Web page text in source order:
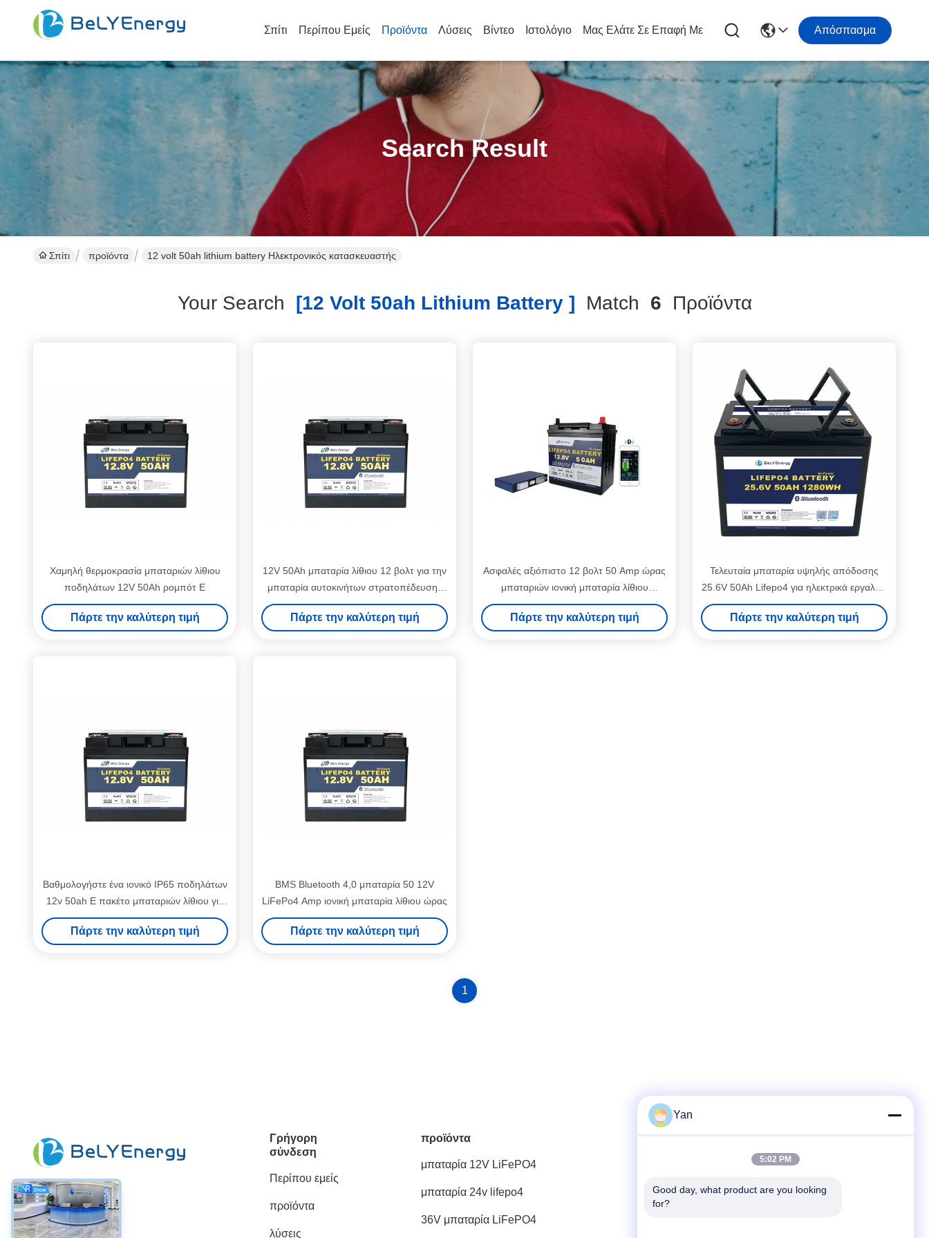
Σπίτι Περίπου Εμείς Προϊόντα Λύσεις Βίντεο Ιστολόγιο Μας Ελάτε Σε Επαφή Με Απόσπασμα
Search Result
Σπίτι προϊόντα 12 volt 50ah lithium battery Ηλεκτρονικός κατασκευαστής
Your Search [12 Volt 50ah Lithium Battery ] Match 6 Προϊόντα
Χαμηλή θερμοκρασία μπαταριών λίθιου
ποδηλάτων 12V 50Ah ρομπότ Ε
Πάρτε την καλύτερη τιμή
12V 50Ah μπαταρία λίθιου 12 βολτ για την
μπαταρία αυτοκινήτων στρατοπέδευσης
Bluetooth μηχανών ψαρέματος
Πάρτε την καλύτερη τιμή
Ασφαλές αξιόπιστο 12 βολτ 50 Amp ώρας
μπαταριών ιονική μπαταρία λίθιου
Bluetooth υποβρύχια
Πάρτε την καλύτερη τιμή
Τελευταία μπαταρία υψηλής απόδοσης
25.6V 50Ah Lifepo4 για ηλεκτρικά εργαλεία
και συσκευές
Πάρτε την καλύτερη τιμή
Βαθμολογήστε ένα ιονικό IP65 ποδηλάτων
12v 50ah Ε πακέτο μπαταριών λίθιου για
το ηλιακό πλαίσιο
Πάρτε την καλύτερη τιμή
BMS Bluetooth 4,0 μπαταρία 50 12V
LiFePo4 Amp ιονική μπαταρία λίθιου ώρας
Πάρτε την καλύτερη τιμή
1
Κοινωνικά Μέσα
Γρήγορη
σύνδεση
Περίπου εμείς
προϊόντα
λύσεις
προϊόντα
μπαταρία 12V LiFePO4
μπαταρία 24v lifepo4
36V μπαταρία LiFePO4
Γρήγορη επικοινωνία
86-20-82038494
Yan
5:02 PM
Good day, what product are you looking
for?